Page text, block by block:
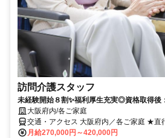
訪問介護スタッフ
未経験開始８割✨福利厚生充実◎資格取得後
大阪府内/各ご家庭
交通・アクセス 大阪府内／各ご家庭 ★直
を考慮して訪問先決定！
月給270,000円～420,000円